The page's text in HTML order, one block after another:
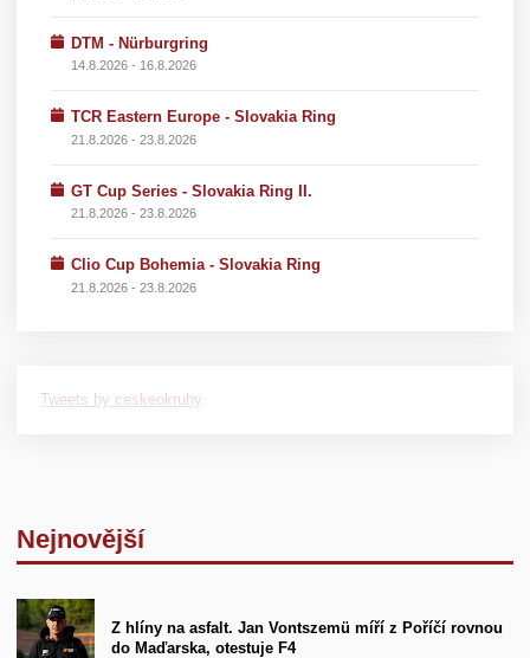
DTM - Nürburgring
14.8.2026 - 16.8.2026
TCR Eastern Europe - Slovakia Ring
21.8.2026 - 23.8.2026
GT Cup Series - Slovakia Ring II.
21.8.2026 - 23.8.2026
Clio Cup Bohemia - Slovakia Ring
21.8.2026 - 23.8.2026
Tweets by ceskeokruhy
Nejnovější
Z hlíny na asfalt. Jan Vontszemü míří z Poříčí rovnou
do Maďarska, otestuje F4